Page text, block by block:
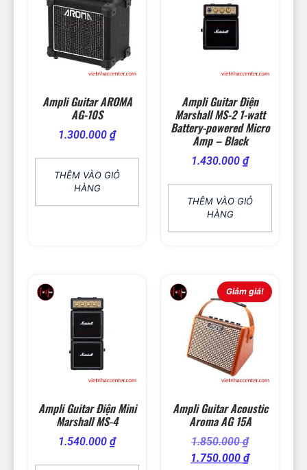
Ampli Guitar AROMA
AG-10S
1.300.000 ₫
THÊM VÀO GIỎ
HÀNG
Ampli Guitar Điện
Marshall MS-2 1-watt
Battery-powered Micro
Amp – Black
1.430.000 ₫
THÊM VÀO GIỎ
HÀNG
Ampli Guitar Điện Mini
Marshall MS-4
1.540.000 ₫
Giảm giá!
Ampli Guitar Acoustic
Aroma AG 15A
1.850.000₫
1.750.000 ₫